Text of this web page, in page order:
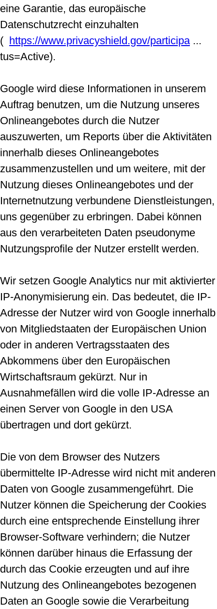
eine Garantie, das europäische
Datenschutzrecht einzuhalten
( https://www.privacyshield.gov/participa ...
tus=Active).
Google wird diese Informationen in unserem
Auftrag benutzen, um die Nutzung unseres
Onlineangebotes durch die Nutzer
auszuwerten, um Reports über die Aktivitäten
innerhalb dieses Onlineangebotes
zusammenzustellen und um weitere, mit der
Nutzung dieses Onlineangebotes und der
Internetnutzung verbundene Dienstleistungen,
uns gegenüber zu erbringen. Dabei können
aus den verarbeiteten Daten pseudonyme
Nutzungsprofile der Nutzer erstellt werden.
Wir setzen Google Analytics nur mit aktivierter
IP-Anonymisierung ein. Das bedeutet, die IP-
Adresse der Nutzer wird von Google innerhalb
von Mitgliedstaaten der Europäischen Union
oder in anderen Vertragsstaaten des
Abkommens über den Europäischen
Wirtschaftsraum gekürzt. Nur in
Ausnahmefällen wird die volle IP-Adresse an
einen Server von Google in den USA
übertragen und dort gekürzt.
Die von dem Browser des Nutzers
übermittelte IP-Adresse wird nicht mit anderen
Daten von Google zusammengeführt. Die
Nutzer können die Speicherung der Cookies
durch eine entsprechende Einstellung ihrer
Browser-Software verhindern; die Nutzer
können darüber hinaus die Erfassung der
durch das Cookie erzeugten und auf ihre
Nutzung des Onlineangebotes bezogenen
Daten an Google sowie die Verarbeitung